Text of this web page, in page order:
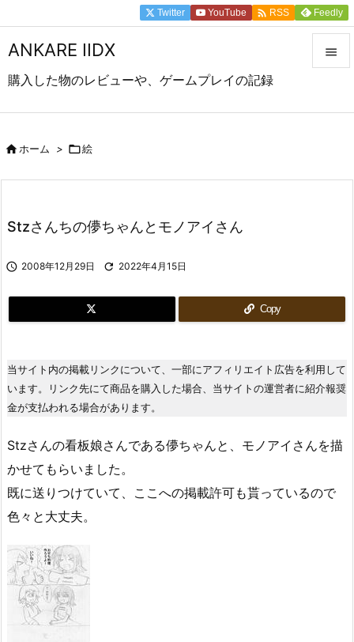
ANKARE IIDX
購入した物のレビューや、ゲームプレイの記録

Twitter YouTube  RSS Feedly
ホーム > 絵
Stzさんちの儚ちゃんとモノアイさん
 2008年12月29日  2022年4月15日
Copy
当サイト内の掲載リンクについて、一部にアフィリエイト広告を利用して
います。リンク先にて商品を購入した場合、当サイトの運営者に紹介報奨
金が支払われる場合があります。
Stzさんの看板娘さんである儚ちゃんと、モノアイさんを描
かせてもらいました。
既に送りつけていて、ここへの掲載許可も貰っているので
色々と大丈夫。